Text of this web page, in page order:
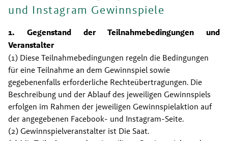
und Instagram Gewinnspiele
1. Gegenstand der Teilnahmebedingungen und
Veranstalter
(1) Diese Teilnahmebedingungen regeln die Bedingungen
für eine Teilnahme an dem Gewinnspiel sowie
gegebenenfalls erforderliche Rechteübertragungen. Die
Beschreibung und der Ablauf des jeweiligen Gewinnspiels
erfolgen im Rahmen der jeweiligen Gewinnspielaktion auf
der angegebenen Facebook- und Instagram-Seite.
(2) Gewinnspielveranstalter ist Die Saat.